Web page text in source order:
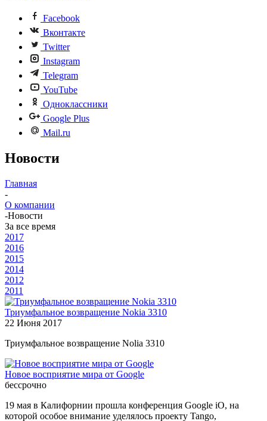
Facebook
Вконтакте
Twitter
Instagram
Telegram
YouTube
Одноклассники
Google Plus
Mail.ru
Новости
Главная
-
О компании
-Новости
За все время
2017
2016
2015
2014
2012
2011
Триумфальное возвращение Nokia 3310
22 Июня 2017
Триумфальное возвращение Nolia 3310
Новое восприятие мира от Google
бессрочно
19 мая в Калифорнии прошла конференция Google iO, на
которой особое внимание уделялось проекту Tango,